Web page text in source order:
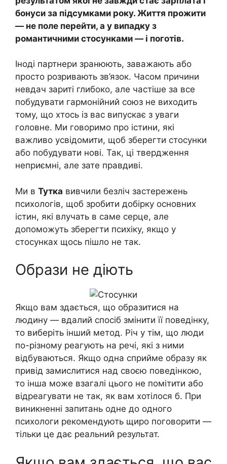
бонуси за підсумками року. Життя прожити
— не поле перейти, а у випадку з
романтичними стосунками — і поготів.
Іноді партнери зранюють, заважають або
просто розривають зв’язок. Часом причини
невдач зариті глибоко, але частіше за все
побудувати гармонійний союз не виходить
тому, що хтось із вас випускає з уваги
головне. Ми говоримо про істини, які
важливо усвідомити, щоб зберегти стосунки
або побудувати нові. Так, ці твердження
неприємні, але зате правдиві.
Ми в Тутка вивчили безліч застережень
психологів, щоб зробити добірку основних
істин, які влучать в саме серце, але
допоможуть зберегти психіку, якщо у
стосунках щось пішло не так.
Образи не діють
Якщо вам здається, що образитися на
людину — вдалий спосіб змінити її поведінку,
то виберіть інший метод. Річ у тім, що люди
по-різному реагують на речі, які з ними
відбуваються. Якщо одна сприйме образу як
привід замислитися над своєю поведінкою,
то інша може взагалі цього не помітити або
відреагувати не так, як вам хотілося б. При
виникненні запитань одне до одного
психологи рекомендують щиро поговорити —
тільки це дає реальний результат.